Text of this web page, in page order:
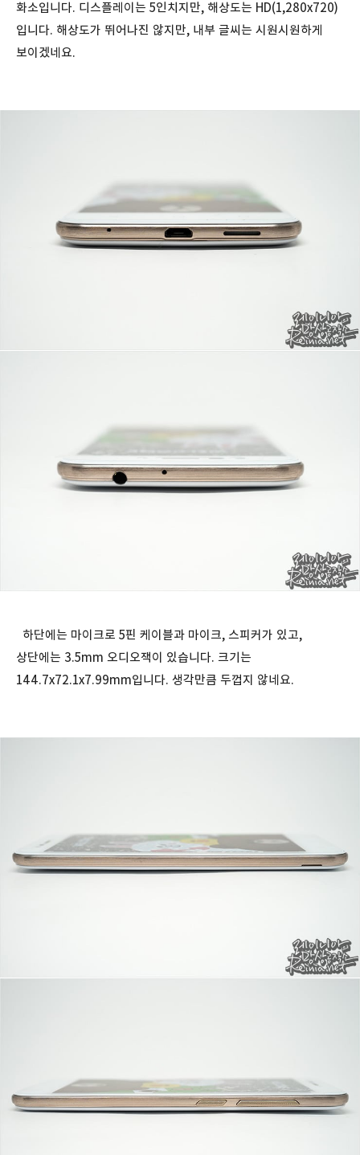
화소입니다. 디스플레이는 5인치지만, 해상도는 HD(1,280x720)
입니다. 해상도가 뛰어나진 않지만, 내부 글씨는 시원시원하게
보이겠네요.
하단에는 마이크로 5핀 케이블과 마이크, 스피커가 있고,
상단에는 3.5mm 오디오잭이 있습니다. 크기는
144.7x72.1x7.99mm입니다. 생각만큼 두껍지 않네요.